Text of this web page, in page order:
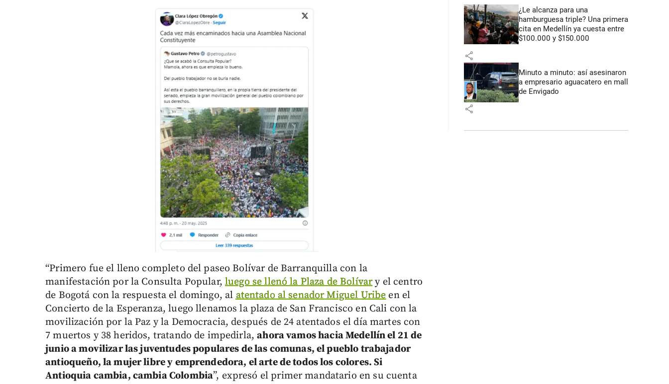
“Primero fue el lleno completo del paseo Bolívar de Barranquilla con la
manifestación por la Consulta Popular,luego se llenó la Plaza de Bolívary el centro
de Bogotá con la respuesta el domingo, alatentado al senador Miguel Uribeen el
Concierto de la Esperanza, luego llenamos la plaza de San Francisco en Cali con la
movilización por la Paz y la Democracia, después de 24 atentados el día martes con
7 muertos y 38 heridos, tratando de impedirla,ahora vamos hacia Medellín el 21 de
junio a movilizar las juventudes populares de las comunas, el pueblo trabajador
antioqueño, la mujer libre y emprendedora, el arte de todos los colores. Si
Antioquia cambia, cambia Colombia”, expresó el primer mandatario en su cuenta
¿Le alcanza para una
hamburguesa triple? Una primera
cita en Medellín ya cuesta entre
$100.000 y $150.000
share
Minuto a minuto: así asesinaron
a empresario aguacatero en mall
de Envigado
share